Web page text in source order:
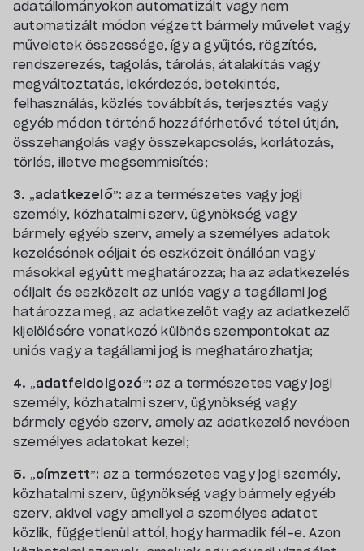
adatállományokon automatizált vagy nem
automatizált módon végzett bármely művelet vagy
műveletek összessége, így a gyűjtés, rögzítés,
rendszerezés, tagolás, tárolás, átalakítás vagy
megváltoztatás, lekérdezés, betekintés,
felhasználás, közlés továbbítás, terjesztés vagy
egyéb módon történő hozzáférhetővé tétel útján,
összehangolás vagy összekapcsolás, korlátozás,
törlés, illetve megsemmisítés;
3. „adatkezelő”: az a természetes vagy jogi
személy, közhatalmi szerv, ügynökség vagy
bármely egyéb szerv, amely a személyes adatok
kezelésének céljait és eszközeit önállóan vagy
másokkal együtt meghatározza; ha az adatkezelés
céljait és eszközeit az uniós vagy a tagállami jog
határozza meg, az adatkezelőt vagy az adatkezelő
kijelölésére vonatkozó különös szempontokat az
uniós vagy a tagállami jog is meghatározhatja;
4. „adatfeldolgozó”: az a természetes vagy jogi
személy, közhatalmi szerv, ügynökség vagy
bármely egyéb szerv, amely az adatkezelő nevében
személyes adatokat kezel;
5. „címzett”: az a természetes vagy jogi személy,
közhatalmi szerv, ügynökség vagy bármely egyéb
szerv, akivel vagy amellyel a személyes adatot
közlik, függetlenül attól, hogy harmadik fél-e. Azon